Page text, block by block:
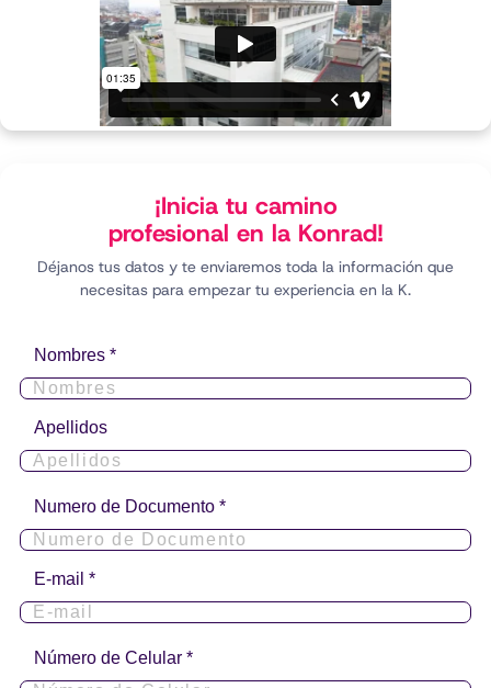
¡Inicia tu camino
profesional en la Konrad!
Déjanos tus datos y te enviaremos toda la información que
necesitas para empezar tu experiencia en la K.